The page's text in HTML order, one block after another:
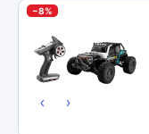
−8%
‹ ›